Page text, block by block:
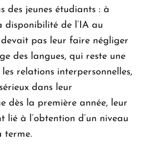
des jeunes étudiants : à
disponibilité de l’IA au
pas leur faire négliger
des langues, qui reste une
relations interpersonnelles,
dans leur
dès la première année, leur
lié à l’obtention d’un niveau
terme.